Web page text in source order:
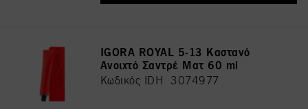
IGORA ROYAL 5-13 Καστανό
Ανοιχτό Σαντρέ Ματ 60 ml
Κωδικός IDH 3074977